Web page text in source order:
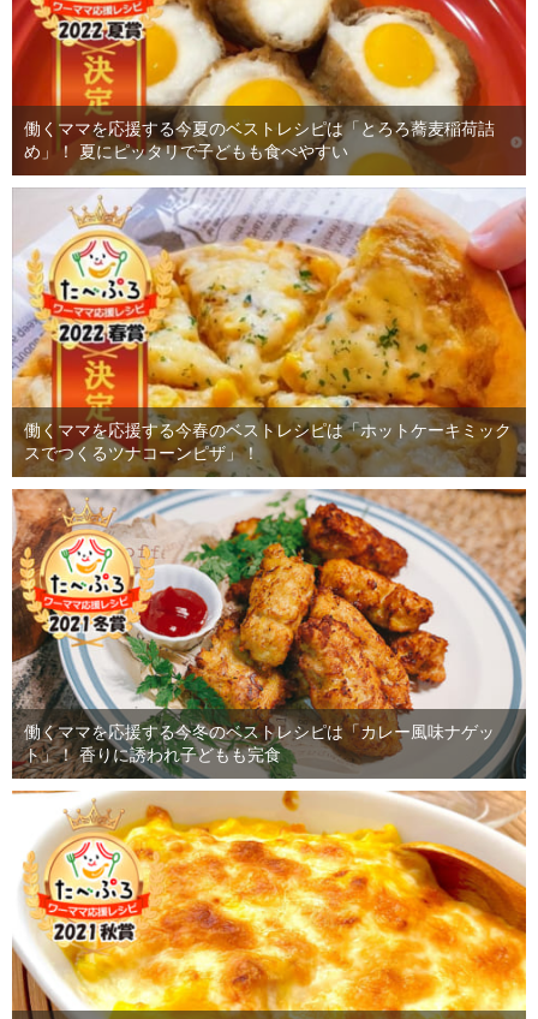
働くママを応援する今夏のベストレシピは「とろろ蕎麦稲荷詰
め」！ 夏にピッタリで子どもも食べやすい
働くママを応援する今春のベストレシピは「ホットケーキミック
スでつくるツナコーンピザ」！
働くママを応援する今冬のベストレシピは「カレー風味ナゲッ
ト」！ 香りに誘われ子どもも完食